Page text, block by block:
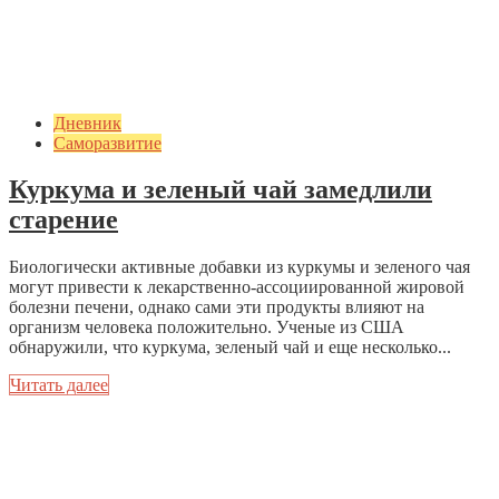
Дневник
Саморазвитие
Куркума и зеленый чай замедлили
старение
Биологически активные добавки из куркумы и зеленого чая
могут привести к лекарственно-ассоциированной жировой
болезни печени, однако сами эти продукты влияют на
организм человека положительно. Ученые из США
обнаружили, что куркума, зеленый чай и еще несколько...
Читать далее